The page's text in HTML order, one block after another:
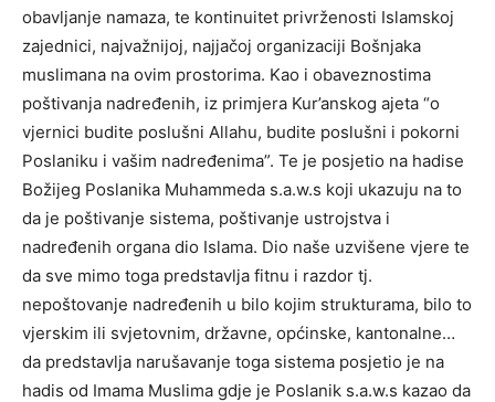
obavljanje namaza, te kontinuitet privrženosti Islamskoj
zajednici, najvažnijoj, najjačoj organizaciji Bošnjaka
muslimana na ovim prostorima. Kao i obaveznostima
poštivanja nadređenih, iz primjera Kur’anskog ajeta “o
vjernici budite poslušni Allahu, budite poslušni i pokorni
Poslaniku i vašim nadređenima”. Te je posjetio na hadise
Božijeg Poslanika Muhammeda s.a.w.s koji ukazuju na to
da je poštivanje sistema, poštivanje ustrojstva i
nadređenih organa dio Islama. Dio naše uzvišene vjere te
da sve mimo toga predstavlja fitnu i razdor tj.
nepoštovanje nadređenih u bilo kojim strukturama, bilo to
vjerskim ili svjetovnim, državne, općinske, kantonalne…
da predstavlja narušavanje toga sistema posjetio je na
hadis od Imama Muslima gdje je Poslanik s.a.w.s kazao da